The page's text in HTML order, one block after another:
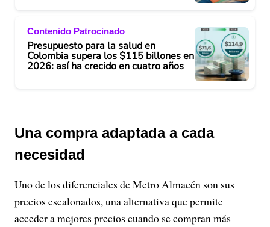
Contenido Patrocinado
Presupuesto para la salud en
Colombia supera los $115 billones en
2026: así ha crecido en cuatro años
Una compra adaptada a cada
necesidad
Uno de los diferenciales de Metro Almacén son sus
precios escalonados, una alternativa que permite
acceder a mejores precios cuando se compran más